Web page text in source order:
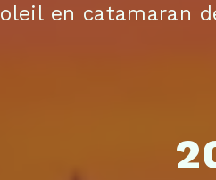
en catamaran